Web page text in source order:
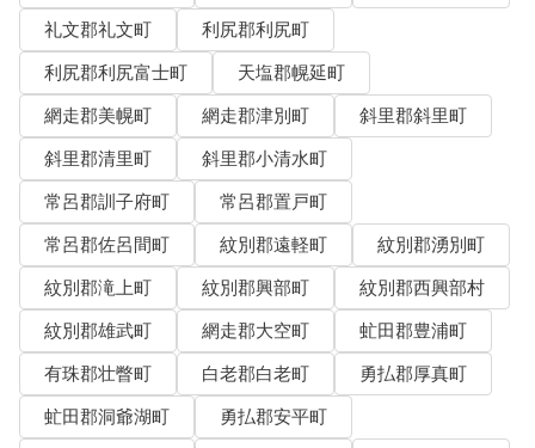
礼文郡礼文町
利尻郡利尻町
利尻郡利尻富士町
天塩郡幌延町
網走郡美幌町
網走郡津別町
斜里郡斜里町
斜里郡清里町
斜里郡小清水町
常呂郡訓子府町
常呂郡置戸町
常呂郡佐呂間町
紋別郡遠軽町
紋別郡湧別町
紋別郡滝上町
紋別郡興部町
紋別郡西興部村
紋別郡雄武町
網走郡大空町
虻田郡豊浦町
有珠郡壮瞥町
白老郡白老町
勇払郡厚真町
虻田郡洞爺湖町
勇払郡安平町